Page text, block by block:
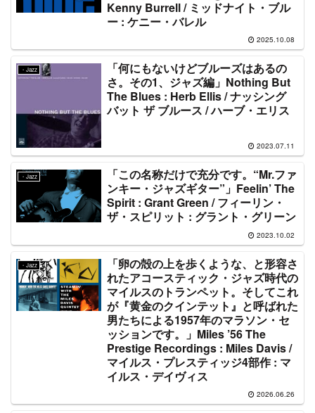
Kenny Burrell / ミッドナイト・ブル
ー : ケニー・バレル
2025.10.08
・Jazz
「何にもないけどブルーズはあるの
さ。その1、ジャズ編」Nothing But
The Blues : Herb Ellis / ナッシング
バット ザ ブルース / ハーブ・エリス
2023.07.11
・Jazz
「この名称だけで充分です。“Mr.ファ
ンキー・ジャズギター”」Feelin’ The
Spirit : Grant Green / フィーリン・
ザ・スピリット : グラント・グリーン
2023.10.02
・Jazz
「卵の殻の上を歩くような、と形容さ
れたアコースティック・ジャズ時代の
マイルスのトランペット。そしてこれ
が『黄金のクインテット』と呼ばれた
男たちによる1957年のマラソン・セ
ッションです。」Miles ’56 The
Prestige Recordings : Miles Davis /
マイルス・プレスティッジ4部作 : マ
イルス・デイヴィス
2026.06.26